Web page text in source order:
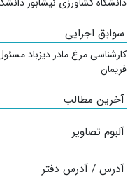
سوابق اجرایی
کارشناسی مرغ مادر دیزباد
فریمان
آخرین مطالب
آلبوم تصاویر
آدرس / آدرس دفتر